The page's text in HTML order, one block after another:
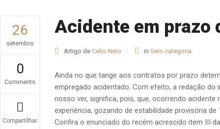
26
setembro
0
Comments
Compartilhar
Acidente em prazo
Artigo de Celio Neto in Sem categoria
Ainda no que tange aos contratos por prazo
empregado acidentado. Com efeito, a redação do
nosso ver, significa, pois, que, ocorrendo
experiência, gozando de estabilidade provisória
Confira o enunciado do recém acrescido item III